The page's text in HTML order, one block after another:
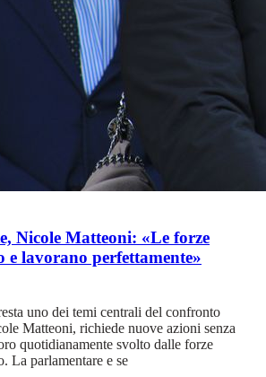
Nicole Matteoni: «Le forze
e lavorano perfettamente»
uno dei temi centrali del confronto
Matteoni, richiede nuove azioni senza
quotidianamente svolto dalle forze
La parlamentare e se